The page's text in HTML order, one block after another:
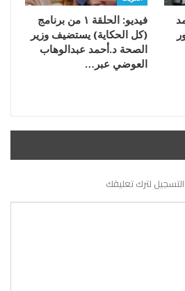
فيديو: الحلقة ١ من برنامج
(كل الحكاية) يستضيف وزير
الصحة د.أحمد عبدالوهاب
العوضي عبر…
لترك تعليقك